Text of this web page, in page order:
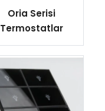
Oria Serisi
Termostatlar